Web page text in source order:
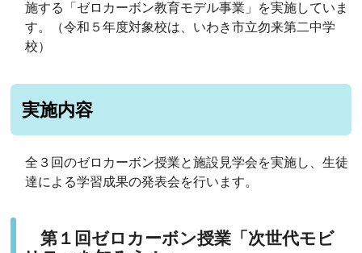
施する「ゼロカーボン教育モデル事業」を実施していま
す。（令和５年度対象校は、いわき市立勿来第二中学
校）
実施内容
全３回のゼロカーボン授業と施設見学会を実施し、生徒
達による学習成果の発表会を行います。
第１回ゼロカーボン授業「次世代モビ